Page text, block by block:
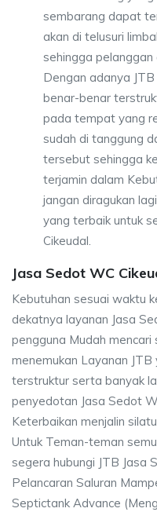
sembarang dapat
akan di telusuri
sehingga
Dengan adanya
benar-benar
pada tempat yang
sudah di tanggung
tersebut sehingga
terjamin dalam
jangan diragukan
yang terbaik untuk
Cikeudal.
Jasa Sedot WC
Kebutuhan sesuai waktu
dekatnya layanan Jasa
pengguna Mudah mencari
menemukan Layanan
terstruktur serta banyak
penyedotan Jasa Sedot
Keterbaikan menjalin
Untuk Teman-teman
segera hubungi JTB Jasa
Pelancaran Saluran
Septictank Advance